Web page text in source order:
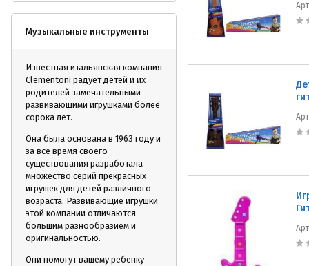
Музыкальные инструменты
Известная итальянская компания
Clementoni радует детей и их
родителей замечательными
развивающими игрушками более
сорока лет.
Она была основана в 1963 году и
за все время своего
существования разработала
множество серий прекрасных
игрушек для детей различного
возраста. Развивающие игрушки
этой компании отличаются
большим разнообразием и
оригинальностью.
Они помогут вашему ребенку